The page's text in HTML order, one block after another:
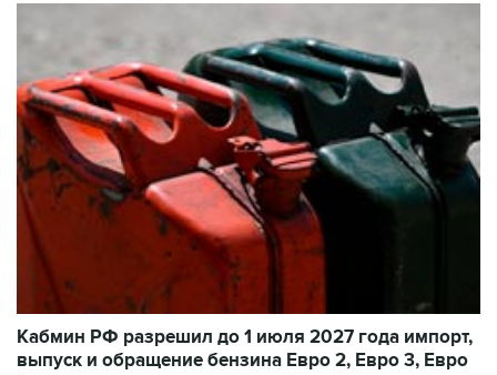
Кабмин РФ разрешил до 1 июля 2027 года импорт,
выпуск и обращение бензина Евро 2, Евро 3, Евро